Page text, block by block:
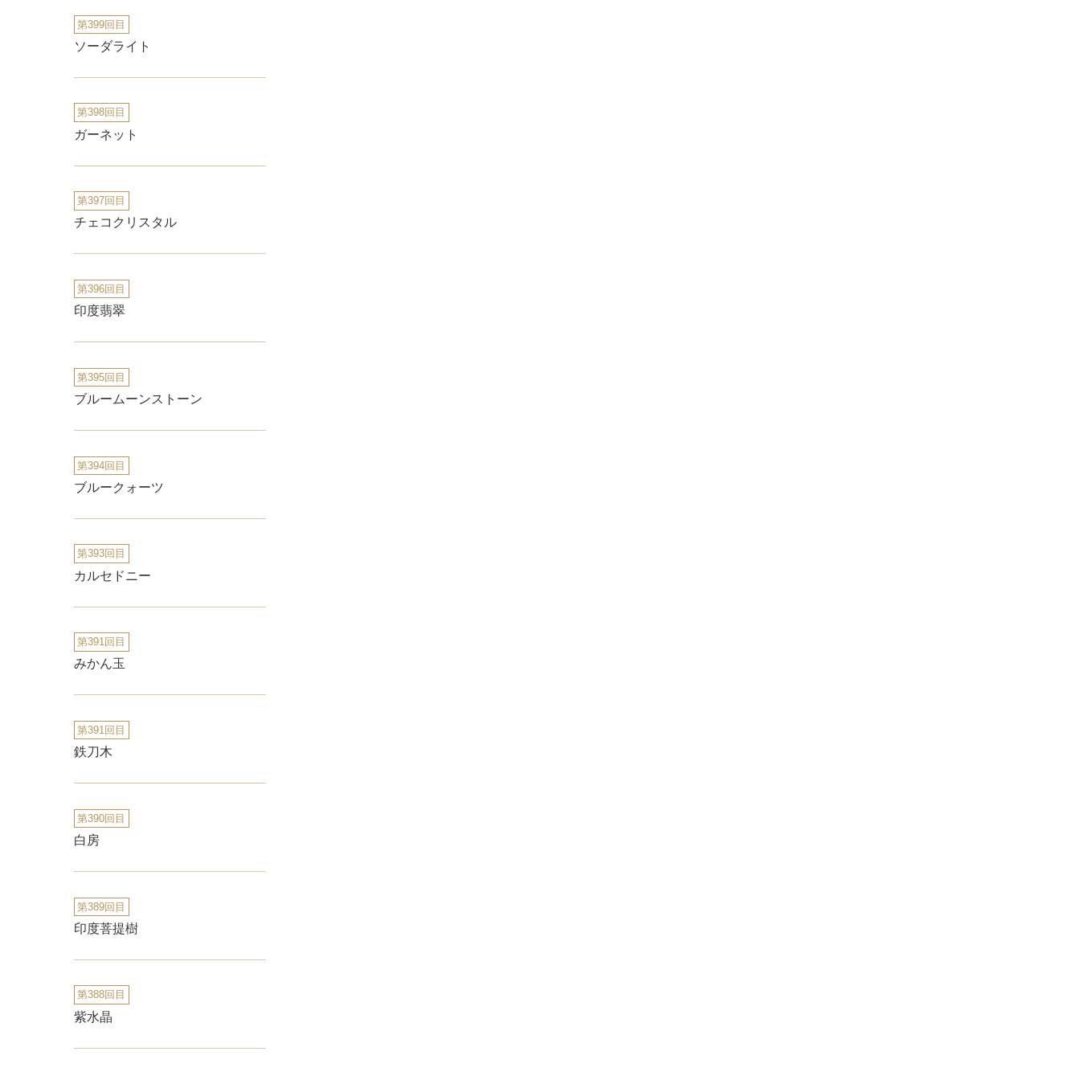
第399回目
ソーダライト
第398回目
ガーネット
第397回目
チェコクリスタル
第396回目
印度翡翠
第395回目
ブルームーンストーン
第394回目
ブルークォーツ
第393回目
カルセドニー
第391回目
みかん玉
第391回目
鉄刀木
第390回目
白房
第389回目
印度菩提樹
第388回目
紫水晶